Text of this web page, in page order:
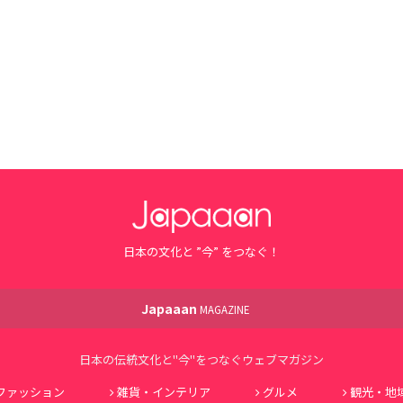
日本の文化と ”今” をつなぐ！
Japaaan MAGAZINE
日本の伝統文化と"今"をつなぐウェブマガジン
ァッション 雑貨・インテリア グルメ 観光・地